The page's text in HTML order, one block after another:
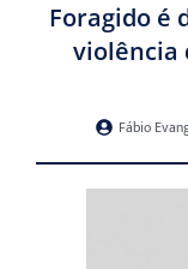
Foragido é
violência
Fábio